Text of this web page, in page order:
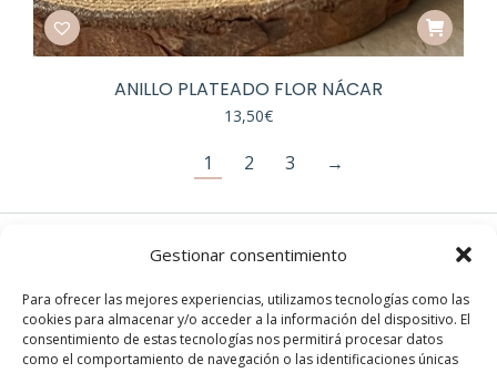
Gestionar consentimiento
Para ofrecer las mejores experiencias, utilizamos tecnologías como las
cookies para almacenar y/o acceder a la información del dispositivo. El
consentimiento de estas tecnologías nos permitirá procesar datos
como el comportamiento de navegación o las identificaciones únicas
ANILLO PLATEADO FLOR NÁCAR
13,50€
1 2 3 →
Instagram
Facebook